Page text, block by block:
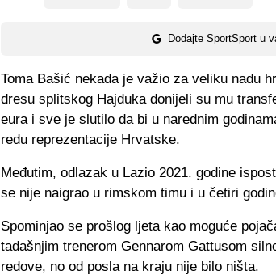
Dodajte SportSport u
Toma Bašić nekada je važio za veliku nadu
dresu splitskog Hajduka donijeli su mu
eura i sve je slutilo da bi u narednim
redu reprezentacije Hrvatske.
Međutim, odlazak u Lazio 2021. godine
se nije naigrao u rimskom timu i u četiri
Spominjao se prošlog ljeta kao moguće
tadašnjim trenerom Gennarom Gattusom
redove, no od posla na kraju nije bilo ništa.